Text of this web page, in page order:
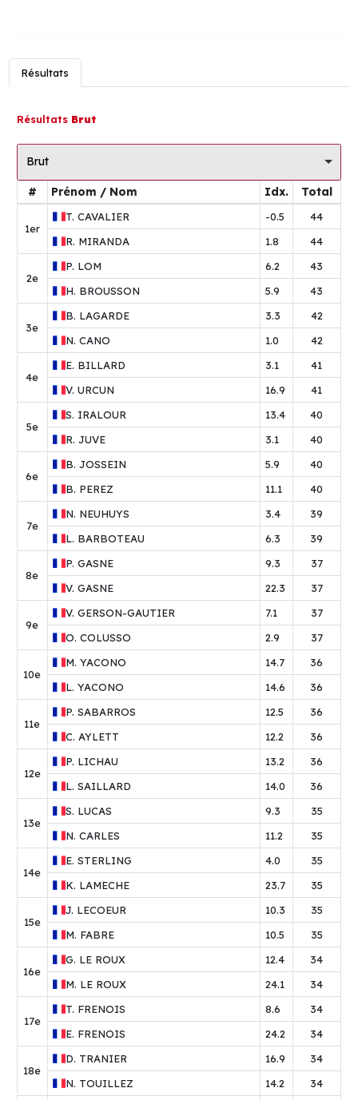
Résultats
Résultats Brut
Brut
# Prénom / Nom Idx. Total
1er
T. CAVALIER -0.5
44
R. MIRANDA 1.8 44
2e
P. LOM 6.2
43
H. BROUSSON 5.9 43
3e
B. LAGARDE 3.3
42
N. CANO 1.0 42
4e
E. BILLARD 3.1
41
V. URCUN 16.9 41
5e
S. IRALOUR 13.4
40
R. JUVE 3.1 40
6e
B. JOSSEIN 5.9
40
B. PEREZ 11.1 40
7e
N. NEUHUYS 3.4
39
L. BARBOTEAU 6.3 39
8e
P. GASNE 9.3
37
V. GASNE 22.3 37
9e
V. GERSON-GAUTIER 7.1
37
O. COLUSSO 2.9 37
10e
M. YACONO 14.7
36
L. YACONO 14.6 36
11e
P. SABARROS 12.5
36
C. AYLETT 12.2 36
12e
P. LICHAU 13.2
36
L. SAILLARD 14.0 36
13e
S. LUCAS 9.3
35
N. CARLES 11.2 35
14e
E. STERLING 4.0
35
K. LAMECHE 23.7 35
15e
J. LECOEUR 10.3
35
M. FABRE 10.5 35
16e
G. LE ROUX 12.4
34
M. LE ROUX 24.1 34
17e
T. FRENOIS 8.6
34
E. FRENOIS 24.2 34
18e
D. TRANIER 16.9
34
N. TOUILLEZ 14.2 34